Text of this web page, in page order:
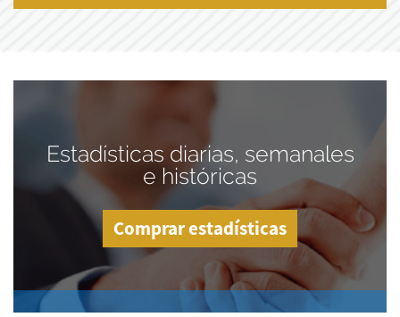
Estadísticas diarias, semanales
e históricas
Comprar estadísticas